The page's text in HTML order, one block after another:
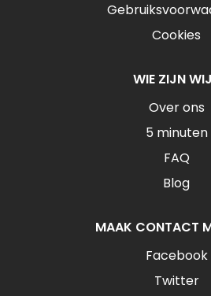
Cookies
WIE ZIJN
Over ons
5 minuten
FAQ
Blog
MAAK CONTACT
Facebook
Twitter